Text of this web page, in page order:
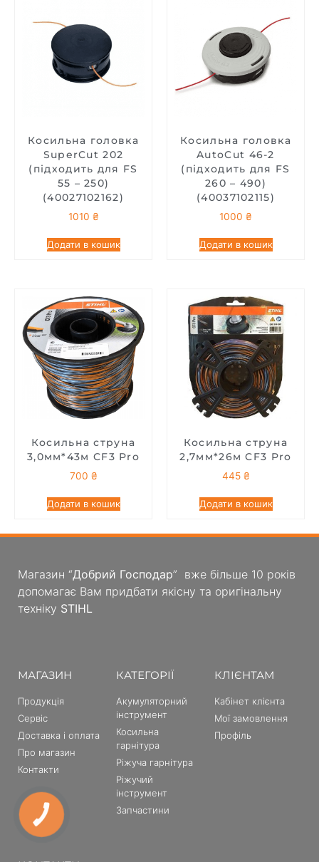
Косильна головка
SuperCut 20­2
(підходить для FS
55 – 250)
(40027102162)
1010 ₴
Додати в кошик
Косильна головка
AutoCut 46-2
(підходить для FS
260 – 490)
(40037102115)
1000 ₴
Додати в кошик
Косильна струна
3,0мм*43м CF3 Pro
700 ₴
Додати в кошик
Косильна струна
2,7мм*26м CF3 Pro
445 ₴
Додати в кошик
Магазин “Добрий Господар” вже більше 10 років
допомагає Вам придбати якісну та оригінальну
техніку STIHL
МАГАЗИН
Продукція
Сервіс
Доставка і оплата
Про магазин
Контакти
КАТЕГОРІЇ
Акумуляторний
інструмент
Косильна
гарнітура
Ріжуча гарнітура
Ріжучий
інструмент
Запчастини
КЛІЄНТАМ
Кабінет клієнта
Мої замовлення
Профіль
КНОПКА
ЗВ'ЯЗКУ